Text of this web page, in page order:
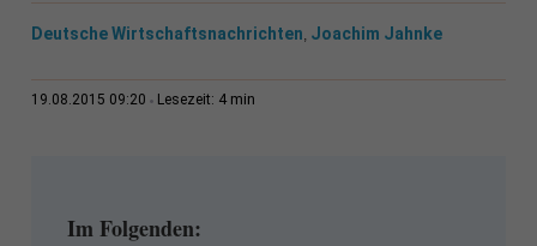
Deutsche Wirtschaftsnachrichten, Joachim Jahnke
19.08.2015 09:20 Lesezeit: 4 min
Im Folgenden: